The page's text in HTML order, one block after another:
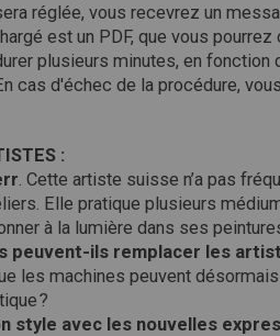
réglée, vous recevrez un
est un PDF, que vous
plusieurs minutes, en
cas d'échec de la procédure,
:
. Cette artiste suisse n’a pas
Elle pratique plusieurs
à la lumière dans ses
peuvent-ils remplacer les
les machines peuvent
?
style avec les nouvelles